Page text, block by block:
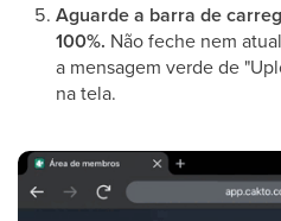
Aguarde a barra de
100%. Não feche nem
a mensagem verde de
na tela.